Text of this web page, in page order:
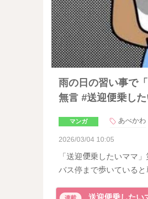
雨の日の習い事で
無言 #送迎便乗し
マンガ あべかわ
2026/03/04 10:05
「送迎便乗したいママ
バス停まで歩いていると
送迎便乗したい